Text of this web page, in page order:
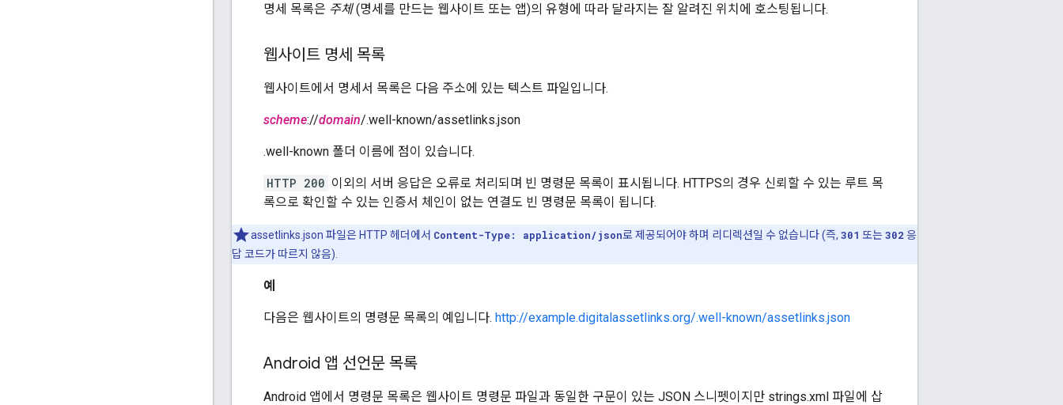
명세 목록은 주체(명세를 만드는 웹사이트 또는 앱)의 유형에 따라 달라지는 잘 알려진 위치에 호스팅됩니다.
웹사이트 명세 목록
웹사이트에서 명세서 목록은 다음 주소에 있는 텍스트 파일입니다.
scheme://domain/.well-known/assetlinks.json
.well-known 폴더 이름에 점이 있습니다.
HTTP 200 이외의 서버 응답은 오류로 처리되며 빈 명령문 목록이 표시됩니다. HTTPS의 경우 신뢰할 수 있는 루트 목
록으로 확인할 수 있는 인증서 체인이 없는 연결도 빈 명령문 목록이 됩니다.
assetlinks.json 파일은 HTTP 헤더에서 Content-Type: application/json로 제공되어야 하며 리디렉션일 수 없습니다 (즉, 301 또는302응
답 코드가 따르지 않음).
예
다음은 웹사이트의 명령문 목록의 예입니다. http://example.digitalassetlinks.org/.well-known/assetlinks.json
Android 앱 선언문 목록
Android 앱에서 명령문 목록은 웹사이트 명령문 파일과 동일한 구문이 있는 JSON 스니펫이지만 strings.xml 파일에 삽